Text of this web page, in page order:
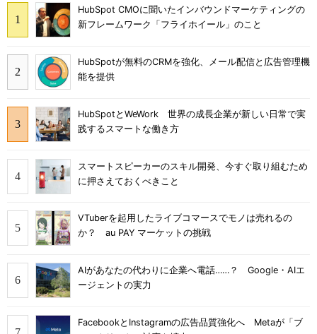
HubSpot CMOに聞いたインバウンドマーケティングの
新フレームワーク「フライホイール」のこと
HubSpotが無料のCRMを強化、メール配信と広告管理機
能を提供
HubSpotとWeWork 世界の成長企業が新しい日常で実
践するスマートな働き方
スマートスピーカーのスキル開発、今すぐ取り組むため
に押さえておくべきこと
VTuberを起用したライブコマースでモノは売れるの
か？ au PAY マーケットの挑戦
AIがあなたの代わりに企業へ電話……？ Google・AIエ
ージェントの実力
FacebookとInstagramの広告品質強化へ Metaが「ブ